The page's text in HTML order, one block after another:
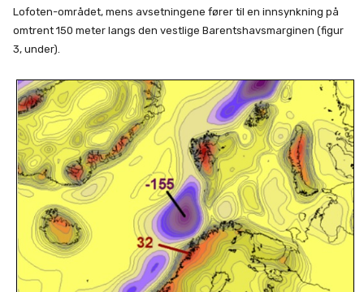
Lofoten-området, mens avsetningene fører til en innsynkning på
omtrent 150 meter langs den vestlige Barentshavsmarginen (figur
3, under).